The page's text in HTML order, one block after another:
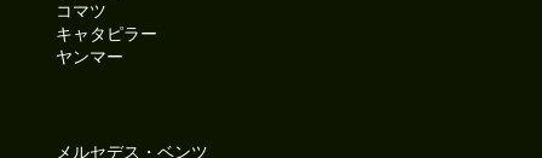
コマツ
キャタピラー
ヤンマー
メルセデス・ベンツ